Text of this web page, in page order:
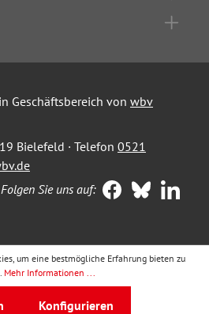
Geschäftsbereich von wbv
Bielefeld · Telefon 0521
Folgen Sie uns auf:
um eine bestmögliche Erfahrung bieten zu
Mehr Informationen ...
Konfigurieren